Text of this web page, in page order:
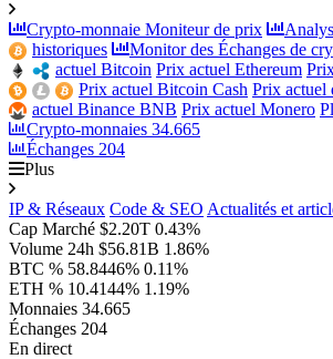
Crypto-monnaie Moniteur de prix
historiques
Monitor des Échanges de
actuel Bitcoin Prix actuel Ethereum
Prix actuel Bitcoin Cash Prix actuel
actuel Binance BNB Prix actuel Monero
Crypto-monnaies 34.665
Échanges 204
Plus
IP & Réseaux Code & SEO Actualités et
Cap Marché $2.20T 0.43%
Volume 24h $56.81B 1.86%
BTC % 58.8446% 0.11%
ETH % 10.4144% 1.19%
Monnaies 34.665
Échanges 204
En direct